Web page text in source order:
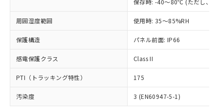
保存時: -40～80℃ (ただし、氷
周囲湿度範囲 使用時: 35～85%RH
保護構造 パネル前面: IP66
感電保護クラス Class II
PTI（トラッキング特性） 175
汚染度 3 (EN60947-5-1)
メンバーズにご登録されている必要が
お客様が当ウェブサイト上で当社にご
登録された部品リストについて、当社
および当社の共同利用者が、当社の製
品・サービスに関するお客様との取
引・商談に必要な範囲で利用すること
をご了承ください。
※当社の共同利用者とは、"個人情報
の「1.共同利
用者の範囲」に記載されている法人を
※3 非含有証明書ダウンロード
下記の非含有証明書をダウンロードするこ
とができます。
EU RoHS指令（10物質）の非含有証明書
51物質の非含有証明書（当社基準）
※本証明書は発行日時点で非含有を証明す
「－」：未確認です。当社販売部門へお問
い合わせください。